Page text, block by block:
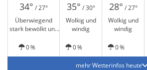
34° / 27° 35° / 30° 28° / 27°
Überwiegend
stark bewölkt und
Wolkig und
windig
Wolkig und
windig
0 % 0 % 0 %
mehr Wetterinfos heute